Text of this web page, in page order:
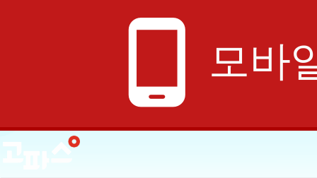
phone_android 모바